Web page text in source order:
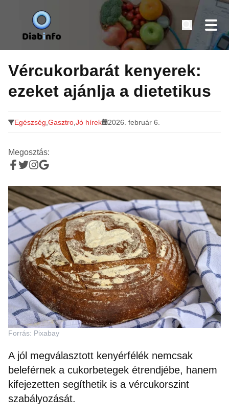
Tovább
tartalomra
Diabinfo.hu – Információk cukorbetegeknek
Vércukorbarát kenyerek:
ezeket ajánlja a dietetikus
Egészség Gasztro Jó hírek 2026. február 6.
Megosztás:
Forrás: Pixabay
A jól megválasztott kenyérfélék nemcsak
beleférnek a cukorbetegek étrendjébe, hanem
kifejezetten segíthetik is a vércukorszint
szabályozását.